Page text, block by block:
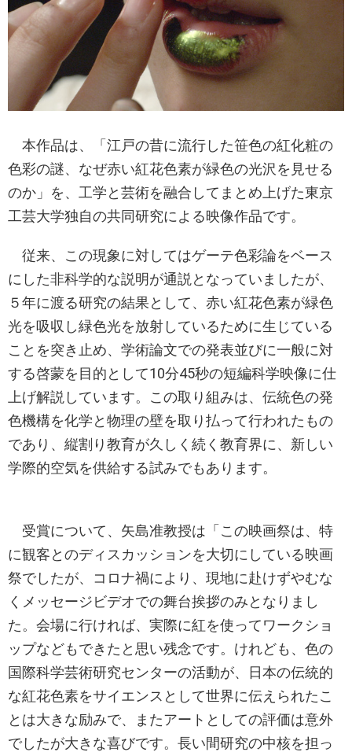
本作品は、「江戸の昔に流行した笹色の紅化粧の
色彩の謎、なぜ赤い紅花色素が緑色の光沢を見せる
のか」を、工学と芸術を融合してまとめ上げた東京
工芸大学独自の共同研究による映像作品です。
従来、この現象に対してはゲーテ色彩論をベース
にした非科学的な説明が通説となっていましたが、
５年に渡る研究の結果として、赤い紅花色素が緑色
光を吸収し緑色光を放射しているために生じている
ことを突き止め、学術論文での発表並びに一般に対
する啓蒙を目的として10分45秒の短編科学映像に仕
上げ解説しています。この取り組みは、伝統色の発
色機構を化学と物理の壁を取り払って行われたもの
であり、縦割り教育が久しく続く教育界に、新しい
学際的空気を供給する試みでもあります。
受賞について、矢島准教授は「この映画祭は、特
に観客とのディスカッションを大切にしている映画
祭でしたが、コロナ禍により、現地に赴けずやむな
くメッセージビデオでの舞台挨拶のみとなりまし
た。会場に行ければ、実際に紅を使ってワークショ
ップなどもできたと思い残念です。けれども、色の
国際科学芸術研究センターの活動が、日本の伝統的
な紅花色素をサイエンスとして世界に伝えられたこ
とは大きな励みで、またアートとしての評価は意外
でしたが大きな喜びです。長い間研究の中核を担っ